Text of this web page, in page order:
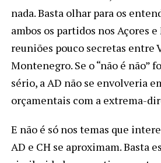
nada. Basta olhar para os
ambos os partidos nos Açores
reuniões pouco secretas entre
Montenegro. Se o “não é não”
sério, a AD não se envolveria
orçamentais com a extrema-
E não é só nos temas que
AD e CH se aproximam. Basta